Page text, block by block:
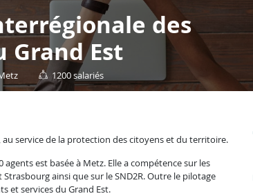
des
Grand Est
1200 salariés
service de la protection des citoyens et du territoire.
est basée à Metz. Elle a compétence sur les
ainsi que sur le SND2R. Outre le pilotage
et services du Grand Est.